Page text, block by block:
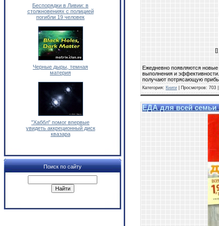
Беспорядки в Ливии: в
столкновениях с полицией
погибли 19 человек
Черные дыры, темная
материя
"Хаббл" помог впервые
увидеть аккреционный диск
квазара
Поиск по сайту
[]
Ежедневно появляются
выполнения и
получают потрясающую
Категория: Книги | Просмотров: 703
ЕДА для всей семьи